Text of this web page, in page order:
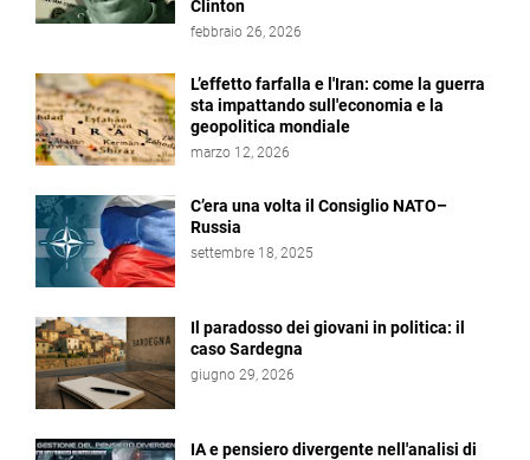
Clinton
febbraio 26, 2026
L’effetto farfalla e l'Iran: come la guerra
sta impattando sull'economia e la
geopolitica mondiale
marzo 12, 2026
C’era una volta il Consiglio NATO–
Russia
settembre 18, 2025
Il paradosso dei giovani in politica: il
caso Sardegna
giugno 29, 2026
IA e pensiero divergente nell'analisi di